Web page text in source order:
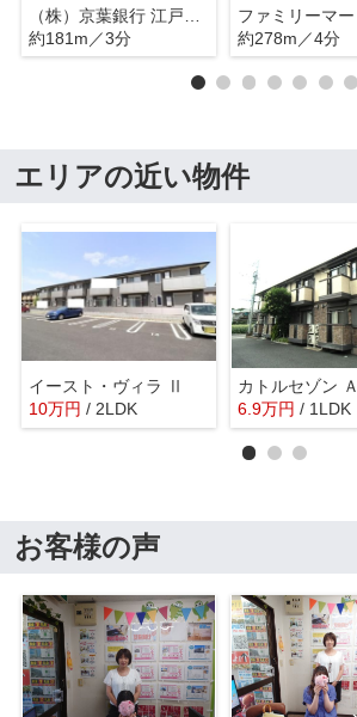
約181m／3分
約278m／4分
エリアの近い物件
イースト・ヴィラ Ⅱ
10万円 / 2LDK
カトルセゾン Ａ
6.9万円 / 1LDK
お客様の声